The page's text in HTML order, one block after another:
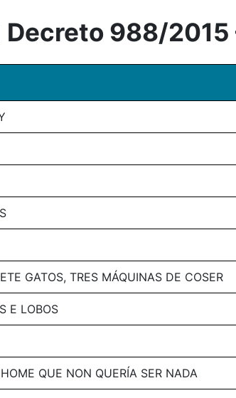
988/2015
GATOS, TRES MÁQUINAS DE COSER
E LOBOS
QUE NON QUERÍA SER NADA